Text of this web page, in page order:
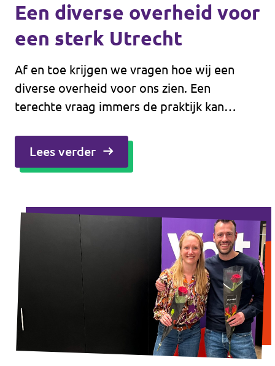
Een diverse overheid voor
een sterk Utrecht
Af en toe krijgen we vragen hoe wij een
diverse overheid voor ons zien. Een
terechte vraag immers de praktijk kan
Volt Utrecht vindt het belangrijk dat de
mensen verschillen in achtergrond, leeftijd,
gender, beperking en leefwereld. Als de
overheid hier beter bij past, zorgt dat voor
meer vertrouwen, eerlijkheid en betere
dienstverlening.
Lees verder